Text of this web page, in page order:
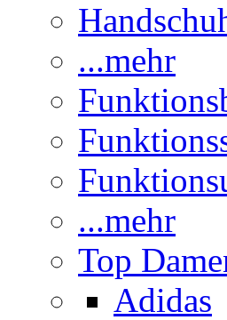
...mehr
...mehr
Top
Adidas